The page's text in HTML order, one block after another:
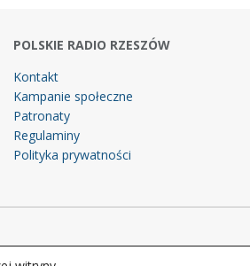
POLSKIE RADIO RZESZÓW
Kontakt
Kampanie społeczne
Patronaty
Regulaminy
Polityka prywatności